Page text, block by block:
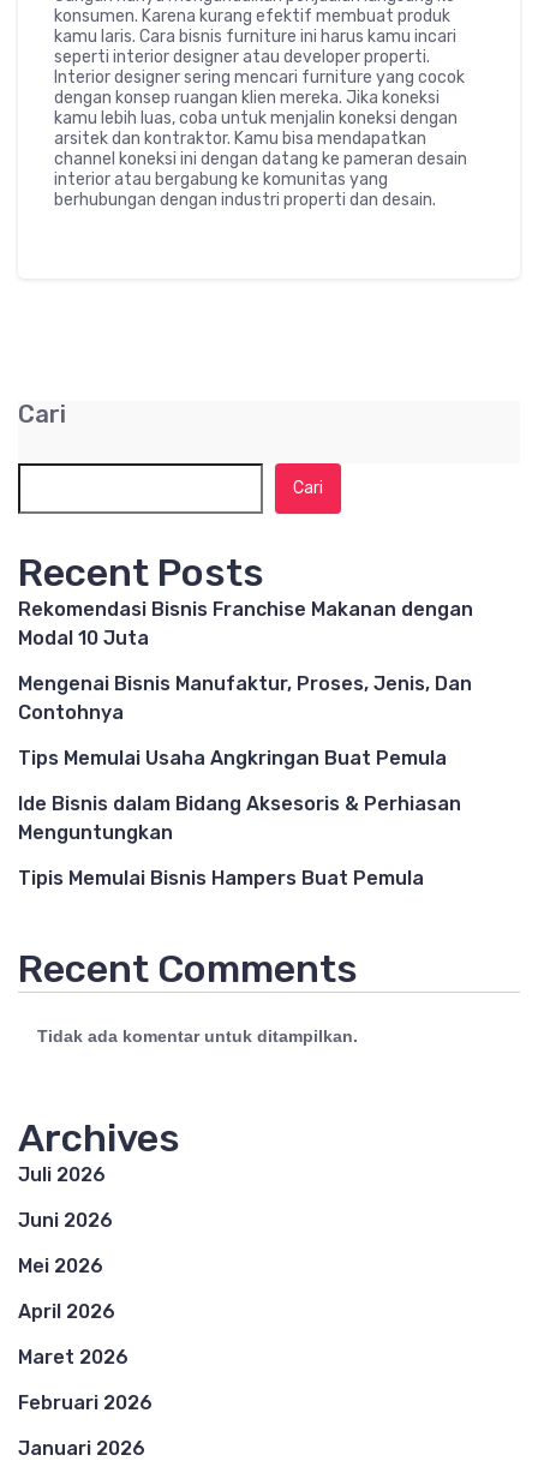
konsumen. Karena kurang efektif membuat produk
kamu laris. Cara bisnis furniture ini harus kamu incari
seperti interior designer atau developer properti.
Interior designer sering mencari furniture yang cocok
dengan konsep ruangan klien mereka. Jika koneksi
kamu lebih luas, coba untuk menjalin koneksi dengan
arsitek dan kontraktor. Kamu bisa mendapatkan
channel koneksi ini dengan datang ke pameran desain
interior atau bergabung ke komunitas yang
berhubungan dengan industri properti dan desain.
Cari
Cari
Recent Posts
Rekomendasi Bisnis Franchise Makanan dengan
Modal 10 Juta
Mengenai Bisnis Manufaktur, Proses, Jenis, Dan
Contohnya
Tips Memulai Usaha Angkringan Buat Pemula
Ide Bisnis dalam Bidang Aksesoris & Perhiasan
Menguntungkan
Tipis Memulai Bisnis Hampers Buat Pemula
Recent Comments
Tidak ada komentar untuk ditampilkan.
Archives
Juli 2026
Juni 2026
Mei 2026
April 2026
Maret 2026
Februari 2026
Januari 2026